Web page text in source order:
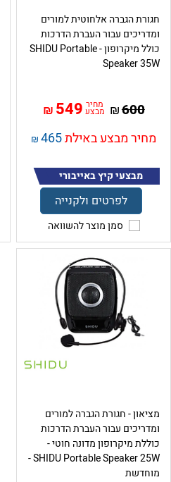
חגורת הגברה אלחוטית למורים
ומדריכים עבור העברת הדרכות
כולל מיקרופון - SHIDU Portable
Speaker 35W
600
₪ מחיר
מבצע 549
₪
מחיר מבצע באילת465
₪
מבצעי קיץ באייבורי
לפרטים ולקנייה
סמן מוצר להשוואה
מציאון - חגורת הגברה למורים
ומדריכים עבור העברת הדרכות
כוללת מיקרופון מדונה חוטי -
SHIDU Portable Speaker 25W -
מוחדשת